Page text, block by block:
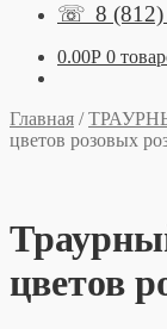
☏ 8
0.00Р 0
Главная /
цветов розовых
цветов